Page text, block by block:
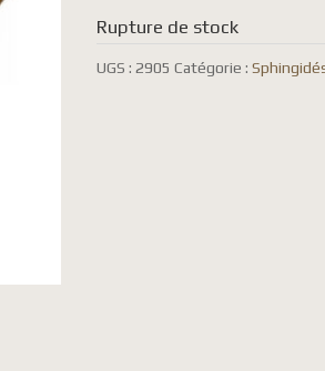
Rupture de stock
UGS : 2905 Catégorie :